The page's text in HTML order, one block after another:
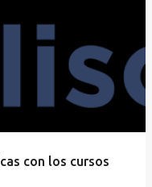
con los cursos